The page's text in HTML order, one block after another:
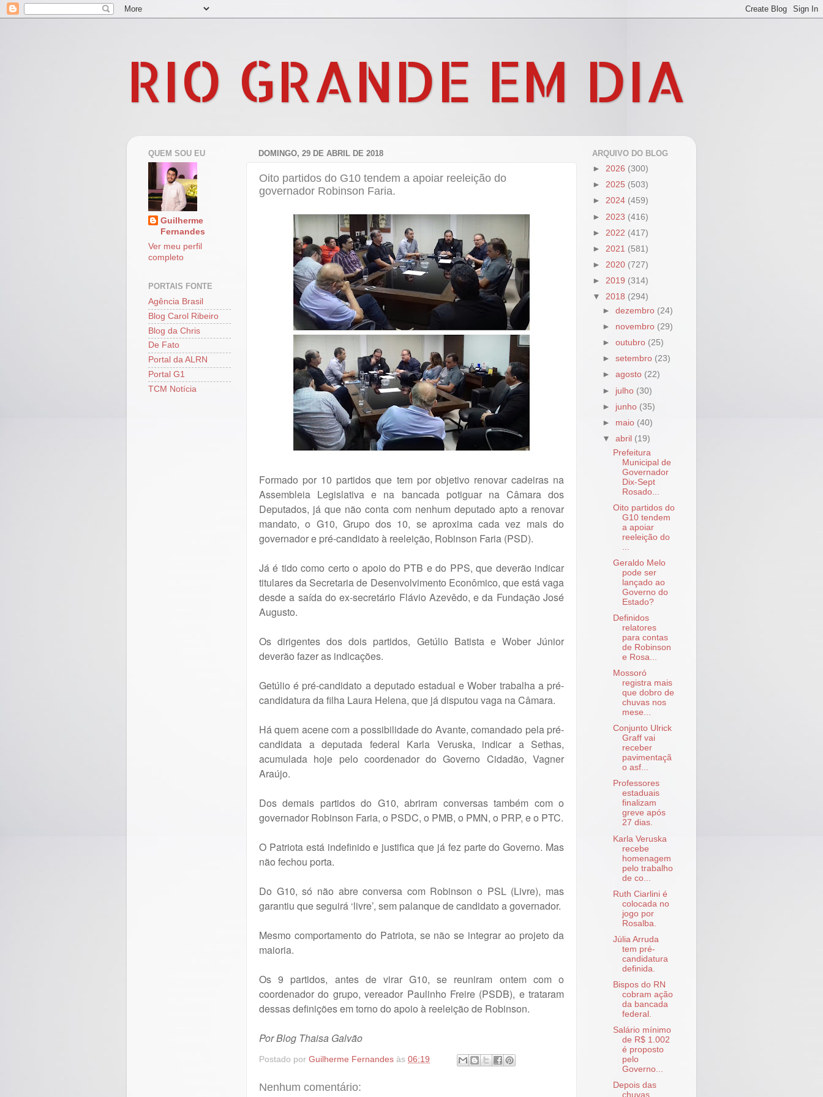
RIO GRANDE EM DIA
DOMINGO, 29 DE ABRIL DE 2018
Oito partidos do G10 tendem a apoiar reeleição do
governador Robinson Faria.
Formado por 10 partidos que tem por objetivo renovar cadeiras na
Assembleia Legislativa e na bancada potiguar na Câmara dos
Deputados, já que não conta com nenhum deputado apto a renovar
mandato, o G10, Grupo dos 10, se aproxima cada vez mais do
governador e pré-candidato à reeleição, Robinson Faria (PSD).
Já é tido como certo o apoio do PTB e do PPS, que deverão indicar
titulares da Secretaria de Desenvolvimento Econômico, que está vaga
desde a saída do ex-secretário Flávio Azevêdo, e da Fundação José
Augusto.
Os dirigentes dos dois partidos, Getúlio Batista e Wober Júnior
deverão fazer as indicações.
Getúlio é pré-candidato a deputado estadual e Wober trabalha a pré-
candidatura da filha Laura Helena, que já disputou vaga na Câmara.
Há quem acene com a possibilidade do Avante, comandado pela pré-
candidata a deputada federal Karla Veruska, indicar a Sethas,
acumulada hoje pelo coordenador do Governo Cidadão, Vagner
Araújo.
Dos demais partidos do G10, abriram conversas também com o
governador Robinson Faria, o PSDC, o PMB, o PMN, o PRP, e o PTC.
O Patriota está indefinido e justifica que já fez parte do Governo. Mas
não fechou porta.
Do G10, só não abre conversa com Robinson o PSL (Livre), mas
garantiu que seguirá ‘livre’, sem palanque de candidato a governador.
Mesmo comportamento do Patriota, se não se integrar ao projeto da
maioria.
Os 9 partidos, antes de virar G10, se reuniram ontem com o
coordenador do grupo, vereador Paulinho Freire (PSDB), e trataram
dessas definições em torno do apoio à reeleição de Robinson.
Por Blog Thaisa Galvão
Postado por Guilherme Fernandes às 06:19
Nenhum comentário:
QUEM SOU EU
Guilherme
Fernandes
Ver meu perfil
completo
PORTAIS FONTE
Agência Brasil
Blog Carol Ribeiro
Blog da Chris
De Fato
Portal da ALRN
Portal G1
TCM Notícia
ARQUIVO DO BLOG
► 2026 (300)
► 2025 (503)
► 2024 (459)
► 2023 (416)
► 2022 (417)
► 2021 (581)
► 2020 (727)
► 2019 (314)
▼ 2018 (294)
►dezembro (24)
► novembro (29)
►outubro (25)
►setembro (23)
►agosto (22)
► julho (30)
► junho (35)
► maio (40)
▼abril (19)
Prefeitura
Municipal de
Governador
Dix-Sept
Rosado...
Oito partidos do
G10 tendem
a apoiar
reeleição do
Geraldo Melo
pode ser
lançado ao
Governo do
Estado?
Definidos
relatores
para contas
de Robinson
e Rosa...
Mossoró
registra mais
que dobro de
chuvas nos
mese...
Conjunto Ulrick
Graff vai
receber
pavimentaçã
o asf...
Professores
estaduais
finalizam
greve após
27 dias.
Karla Veruska
recebe
homenagem
pelo trabalho
de co...
Ruth Ciarlini é
colocada no
jogo por
Rosalba.
Júlia Arruda
tem pré-
candidatura
definida.
Bispos do RN
cobram ação
da bancada
federal.
Salário mínimo
de R$ 1.002
é proposto
pelo
Governo...
Depois das
chuvas,